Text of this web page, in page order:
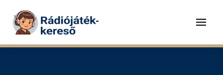
Tovább a tartalomhoz
Menü